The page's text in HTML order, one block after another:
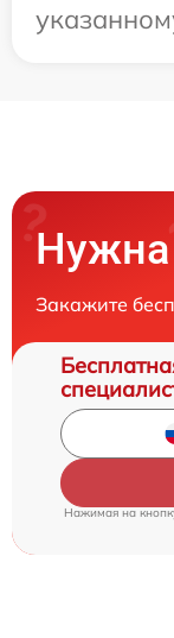
Нужна
Закажите
Нажимая на